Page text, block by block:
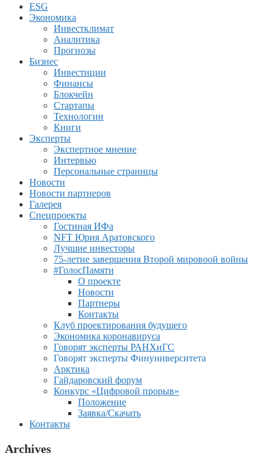
ESG
Экономика
Инвестклимат
Аналитика
Прогнозы
Бизнес
Инвестиции
Финансы
Блокчейн
Стартапы
Технологии
Книги
Эксперты
Экспертное мнение
Интервью
Персональные страницы
Новости
Новости партнеров
Галерея
Спецпроекты
Гостиная ИФа
NFT Юрия Аратовского
Лучшие инвесторы
75-летие завершения Второй мировоой войны
#ГолосПамяти
О проекте
Новости
Партнеры
Контакты
Клуб проектирования будущего
Экономика коронавируса
Говорят эксперты РАНХиГС
Говорят эксперты Финуниверситета
Арктика
Гайдаровский форум
Конкурс «Цифровой прорыв»
Положение
Заявка/Скачать
Контакты
Archives